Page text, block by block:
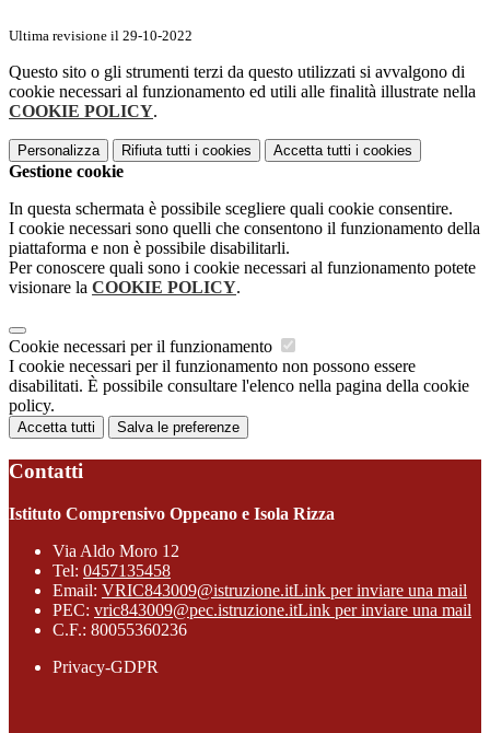
Ultima revisione il 29-10-2022
Questo sito o gli strumenti terzi da questo utilizzati si avvalgono di
cookie necessari al funzionamento ed utili alle finalità illustrate nella
COOKIE POLICY.
Personalizza Rifiuta tutti i cookies Accetta tutti i cookies
Gestione cookie
In questa schermata è possibile scegliere quali cookie consentire.
I cookie necessari sono quelli che consentono il funzionamento della
piattaforma e non è possibile disabilitarli.
Per conoscere quali sono i cookie necessari al funzionamento potete
visionare la COOKIE POLICY.
Cookie necessari per il funzionamento
I cookie necessari per il funzionamento non possono essere
disabilitati. È possibile consultare l'elenco nella pagina della cookie
policy.
Accetta tutti Salva le preferenze
Contatti
Istituto Comprensivo Oppeano e Isola Rizza
Via Aldo Moro 12
Tel: 0457135458
Email: VRIC843009@istruzione.itLink per inviare una mail
PEC: vric843009@pec.istruzione.itLink per inviare una mail
C.F.: 80055360236
Privacy-GDPR